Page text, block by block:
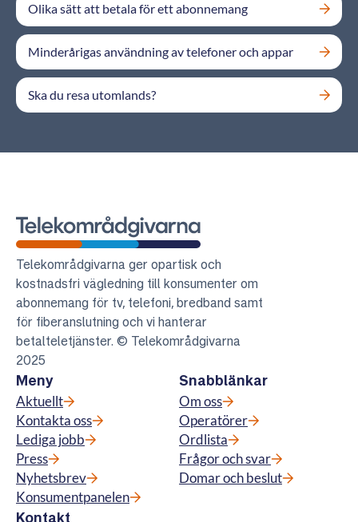
Olika sätt att betala för ett abonnemang
Minderårigas användning av telefoner och appar
Ska du resa utomlands?
Telekområdgivarna
Telekområdgivarna ger opartisk och
kostnadsfri vägledning till konsumenter om
abonnemang för tv, telefoni, bredband samt
för fiberanslutning och vi hanterar
betalteletjänster. © Telekområdgivarna
2025
Meny
Aktuellt
Kontakta oss
Lediga jobb
Press
Nyhetsbrev
Konsumentpanelen
Snabblänkar
Om oss
Operatörer
Ordlista
Frågor och svar
Domar och beslut
Kontakt